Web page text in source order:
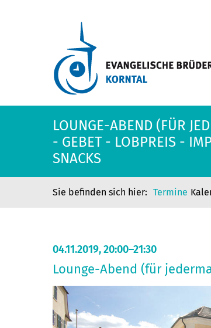
LOUNGE-ABEND (FÜR
- GEBET - LOBPREIS -
SNACKS
Termine
04.11.2019, 20:00–21:30
Lounge-Abend (für